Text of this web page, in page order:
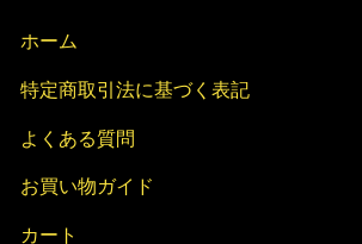
ホーム
特定商取引法に基づく表記
よくある質問
お買い物ガイド
カート